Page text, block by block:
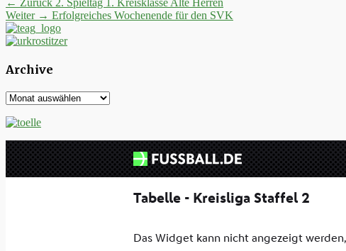
Beitrags-
Navigation
Beitrag:
Weiter → Nächster
Beitrag:
Erfolgreiches Wochenende für den SVK
Archive
Archive